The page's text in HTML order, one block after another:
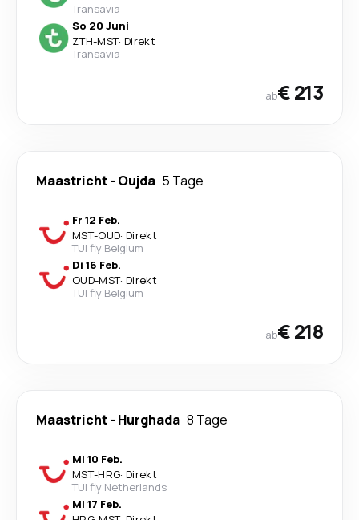
Transavia
So 20 Juni
ZTH-MST· Direkt
Transavia
ab€ 213
Maastricht- Oujda 5 Tage
Fr 12 Feb.
MST-OUD· Direkt
TUI fly Belgium
Di 16 Feb.
OUD-MST· Direkt
TUI fly Belgium
ab€ 218
Maastricht- Hurghada 8 Tage
Mi 10 Feb.
MST-HRG· Direkt
TUI fly Netherlands
Mi 17 Feb.